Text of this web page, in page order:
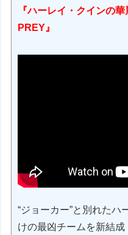
『ハーレイ・クインの
PREY』
“ジョーカー”と別れたハ
けの最凶チームを新結成